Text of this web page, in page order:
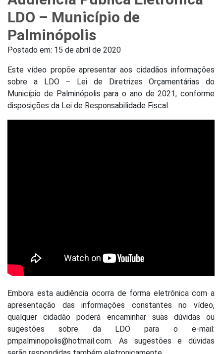
LDO – Município de
Palminópolis
Postado em: 15 de abril de 2020
Este vídeo propõe apresentar aos cidadãos informações
sobre a LDO – Lei de Diretrizes Orçamentárias do
Município de Palminópolis para o ano de 2021, conforme
disposições da Lei de Responsabilidade Fiscal.
Embora esta audiência ocorra de forma eletrônica com a
apresentação das informações constantes no vídeo,
qualquer cidadão poderá encaminhar suas dúvidas ou
sugestões sobre da LDO para o e-mail:
pmpalminopolis@hotmail.com. As sugestões e dúvidas